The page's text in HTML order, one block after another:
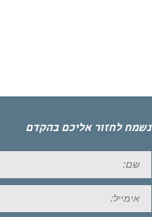
נשמח לחזור אליכם בהקדם